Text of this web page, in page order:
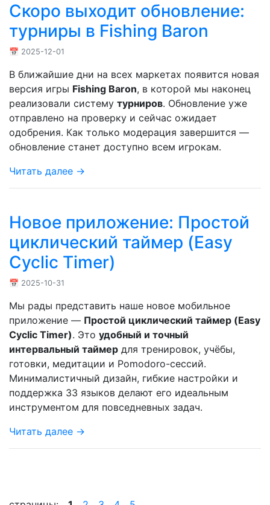
Скоро выходит обновление:
турниры в Fishing Baron
📅 2025-12-01
В ближайшие дни на всех маркетах появится новая
версия игры Fishing Baron, в которой мы наконец
реализовали систему турниров. Обновление уже
отправлено на проверку и сейчас ожидает
одобрения. Как только модерация завершится —
обновление станет доступно всем игрокам.
Читать далее →
Новое приложение: Простой
циклический таймер (Easy
Cyclic Timer)
📅 2025-10-31
Мы рады представить наше новое мобильное
приложение — Простой циклический таймер (Easy
Cyclic Timer). Это удобный и точный
интервальный таймер для тренировок, учёбы,
готовки, медитации и Pomodoro-сессий.
Минималистичный дизайн, гибкие настройки и
поддержка 33 языков делают его идеальным
инструментом для повседневных задач.
Читать далее →